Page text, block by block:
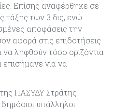
Επίσης αναφέρθηκε σε
τάξης των 3 δις, ενώ
αποφάσεις την
αφορά στις επιδοτήσεις
να ληφθούν τόσο οριζόντια
για να
ΠΑΣΥΔΥ Στράτης
υπάλληλοι